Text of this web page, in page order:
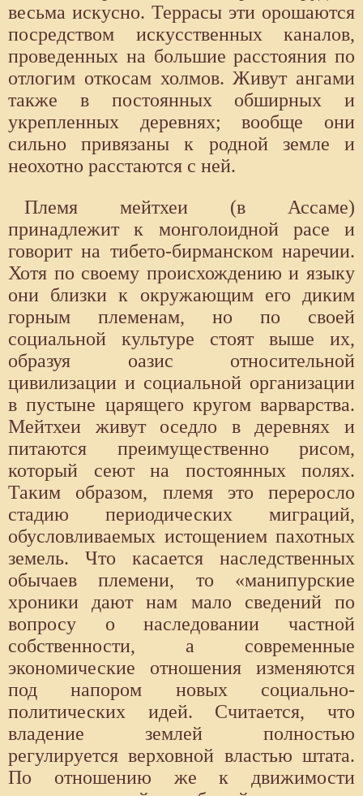
весьма искусно. Террасы эти орошаются
посредством искусственных каналов,
проведенных на большие расстояния по
отлогим откосам холмов. Живут ангами
также в постоянных обширных и
укрепленных деревнях; вообще они
сильно привязаны к родной земле и
неохотно расстаются с ней.
Племя мейтхеи (в Ассаме)
принадлежит к монголоидной расе и
говорит на тибето-бирманском наречии.
Хотя по своему происхождению и языку
они близки к окружающим его диким
горным племенам, но по своей
социальной культуре стоят выше их,
образуя оазис относительной
цивилизации и социальной организации
в пустыне царящего кругом варварства.
Мейтхеи живут оседло в деревнях и
питаются преимущественно рисом,
который сеют на постоянных полях.
Таким образом, племя это переросло
стадию периодических миграций,
обусловливаемых истощением пахотных
земель. Что касается наследственных
обычаев племени, то «манипурские
хроники дают нам мало сведений по
вопросу о наследовании частной
собственности, а современные
экономические отношения изменяются
под напором новых социально-
политических идей. Считается, что
владение землей полностью
регулируется верховной властью штата.
По отношению же к движимости